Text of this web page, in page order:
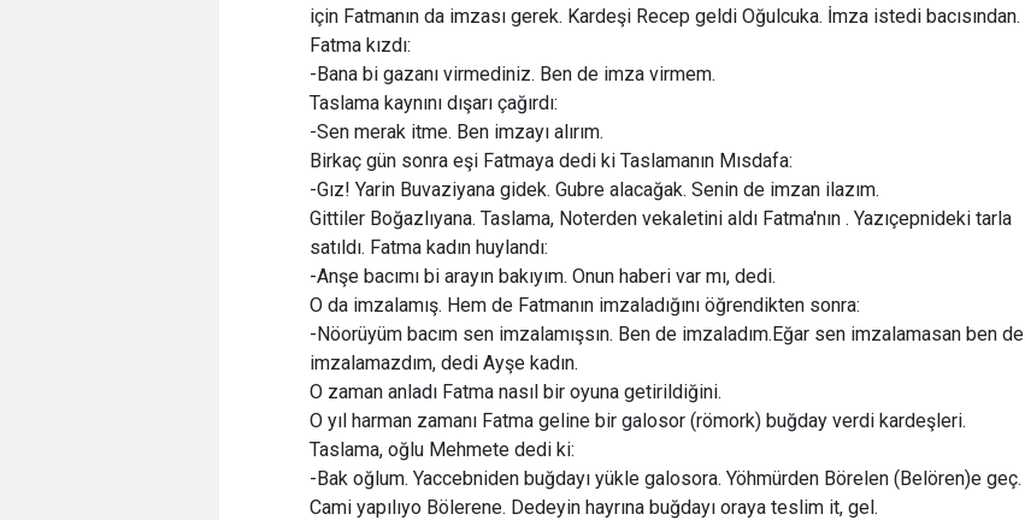
için Fatmanın da imzası gerek. Kardeşi Recep geldi Oğulcuka. İmza istedi bacısından.
Fatma kızdı:
-Bana bi gazanı virmediniz. Ben de imza virmem.
Taslama kaynını dışarı çağırdı:
-Sen merak itme. Ben imzayı alırım.
Birkaç gün sonra eşi Fatmaya dedi ki Taslamanın Mısdafa:
-Gız! Yarin Buvaziyana gidek. Gubre alacağak. Senin de imzan ilazım.
Gittiler Boğazlıyana. Taslama, Noterden vekaletini aldı Fatma'nın . Yazıçepnideki tarla
satıldı. Fatma kadın huylandı:
-Anşe bacımı bi arayın bakıyım. Onun haberi var mı, dedi.
O da imzalamış. Hem de Fatmanın imzaladığını öğrendikten sonra:
-Nöorüyüm bacım sen imzalamışsın. Ben de imzaladım.Eğar sen imzalamasan ben de
imzalamazdım, dedi Ayşe kadın.
O zaman anladı Fatma nasıl bir oyuna getirildiğini.
O yıl harman zamanı Fatma geline bir galosor (römork) buğday verdi kardeşleri.
Taslama, oğlu Mehmete dedi ki:
-Bak oğlum. Yaccebniden buğdayı yükle galosora. Yöhmürden Börelen (Belören)e geç.
Cami yapılıyo Bölerene. Dedeyin hayrına buğdayı oraya teslim it, gel.